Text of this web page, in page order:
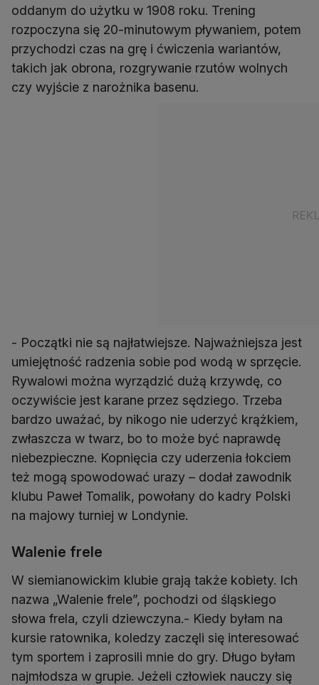
oddanym do użytku w 1908 roku. Trening
rozpoczyna się 20-minutowym pływaniem, potem
przychodzi czas na grę i ćwiczenia wariantów,
takich jak obrona, rozgrywanie rzutów wolnych
czy wyjście z narożnika basenu.
- Początki nie są najłatwiejsze. Najważniejsza jest
umiejętność radzenia sobie pod wodą w sprzęcie.
Rywalowi można wyrządzić dużą krzywdę, co
oczywiście jest karane przez sędziego. Trzeba
bardzo uważać, by nikogo nie uderzyć krążkiem,
zwłaszcza w twarz, bo to może być naprawdę
niebezpieczne. Kopnięcia czy uderzenia łokciem
też mogą spowodować urazy – dodał zawodnik
klubu Paweł Tomalik, powołany do kadry Polski
na majowy turniej w Londynie.
Walenie frele
W siemianowickim klubie grają także kobiety. Ich
nazwa „Walenie frele”, pochodzi od śląskiego
słowa frela, czyli dziewczyna.- Kiedy byłam na
kursie ratownika, koledzy zaczęli się interesować
tym sportem i zaprosili mnie do gry. Długo byłam
najmłodsza w grupie. Jeżeli człowiek nauczy się